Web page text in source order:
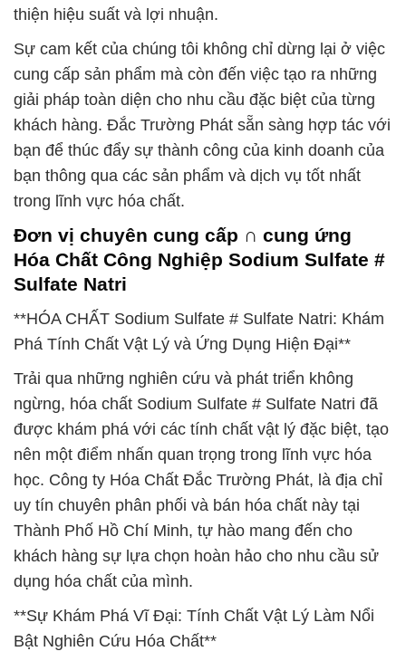
thiện hiệu suất và lợi nhuận.
Sự cam kết của chúng tôi không chỉ dừng lại ở việc
cung cấp sản phẩm mà còn đến việc tạo ra những
giải pháp toàn diện cho nhu cầu đặc biệt của từng
khách hàng. Đắc Trường Phát sẵn sàng hợp tác với
bạn để thúc đẩy sự thành công của kinh doanh của
bạn thông qua các sản phẩm và dịch vụ tốt nhất
trong lĩnh vực hóa chất.
Đơn vị chuyên cung cấp ∩ cung ứng
Hóa Chất Công Nghiệp Sodium Sulfate #
Sulfate Natri
**HÓA CHẤT Sodium Sulfate # Sulfate Natri: Khám
Phá Tính Chất Vật Lý và Ứng Dụng Hiện Đại**
Trải qua những nghiên cứu và phát triển không
ngừng, hóa chất Sodium Sulfate # Sulfate Natri đã
được khám phá với các tính chất vật lý đặc biệt, tạo
nên một điểm nhấn quan trọng trong lĩnh vực hóa
học. Công ty Hóa Chất Đắc Trường Phát, là địa chỉ
uy tín chuyên phân phối và bán hóa chất này tại
Thành Phố Hồ Chí Minh, tự hào mang đến cho
khách hàng sự lựa chọn hoàn hảo cho nhu cầu sử
dụng hóa chất của mình.
**Sự Khám Phá Vĩ Đại: Tính Chất Vật Lý Làm Nổi
Bật Nghiên Cứu Hóa Chất**